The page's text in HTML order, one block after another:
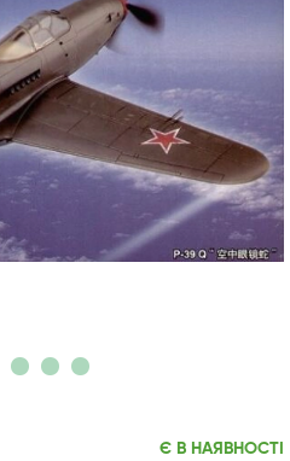
Є В НАЯВНОСТІ